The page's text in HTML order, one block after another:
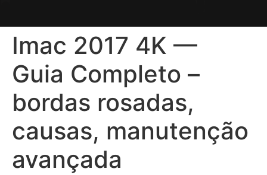
Imac 2017 4K —
Guia Completo –
bordas rosadas,
causas, manutenção
avançada